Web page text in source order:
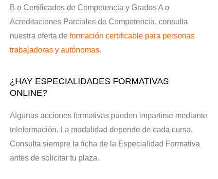
B o Certificados de Competencia y Grados A o
Acreditaciones Parciales de Competencia, consulta
nuestra oferta de formación certificable para personas
trabajadoras y autónomas.
¿HAY ESPECIALIDADES FORMATIVAS
ONLINE?
Algunas acciones formativas pueden impartirse mediante
teleformación. La modalidad depende de cada curso.
Consulta siempre la ficha de la Especialidad Formativa
antes de solicitar tu plaza.